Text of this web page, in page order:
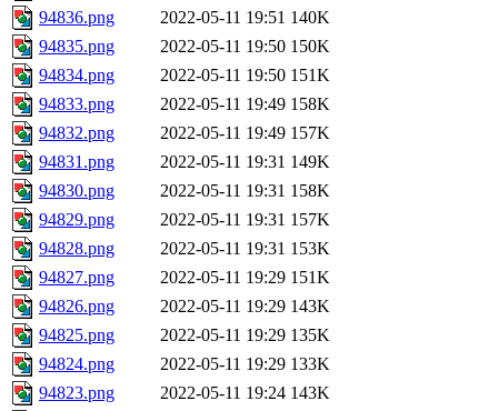
94836.png
2022-05-11 19:51 140K
94835.png
2022-05-11 19:50 150K
94834.png
2022-05-11 19:50 151K
94833.png
2022-05-11 19:49 158K
94832.png
2022-05-11 19:49 157K
94831.png
2022-05-11 19:31 149K
94830.png
2022-05-11 19:31 158K
94829.png
2022-05-11 19:31 157K
94828.png
2022-05-11 19:31 153K
94827.png
2022-05-11 19:29 151K
94826.png
2022-05-11 19:29 143K
94825.png
2022-05-11 19:29 135K
94824.png
2022-05-11 19:29 133K
94823.png
2022-05-11 19:24 143K